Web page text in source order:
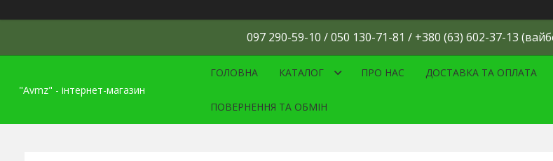
097 290-59-10 / 050 130-71-81 / +380 (63) 602-37-13
"Avmz" - інтернет-магазин
ГОЛОВНА КАТАЛОГ ПРО НАС ДОСТАВКА ТА ОПЛАТА
ПОВЕРНЕННЯ ТА ОБМІН